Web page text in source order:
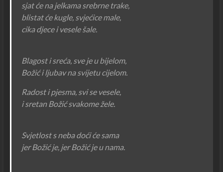
sjat će na jelkama srebrne trake,
blistat će kugle, svjećice male,
cika djece i vesele šale.
Blagost i sreća, sve je u bijelom,
Božić i ljubav na svijetu cijelom.
Radost i pjesma, svi se vesele,
i sretan Božić svakome žele.
Svjetlost s neba doći će sama
jer Božić je, jer Božić je u nama.